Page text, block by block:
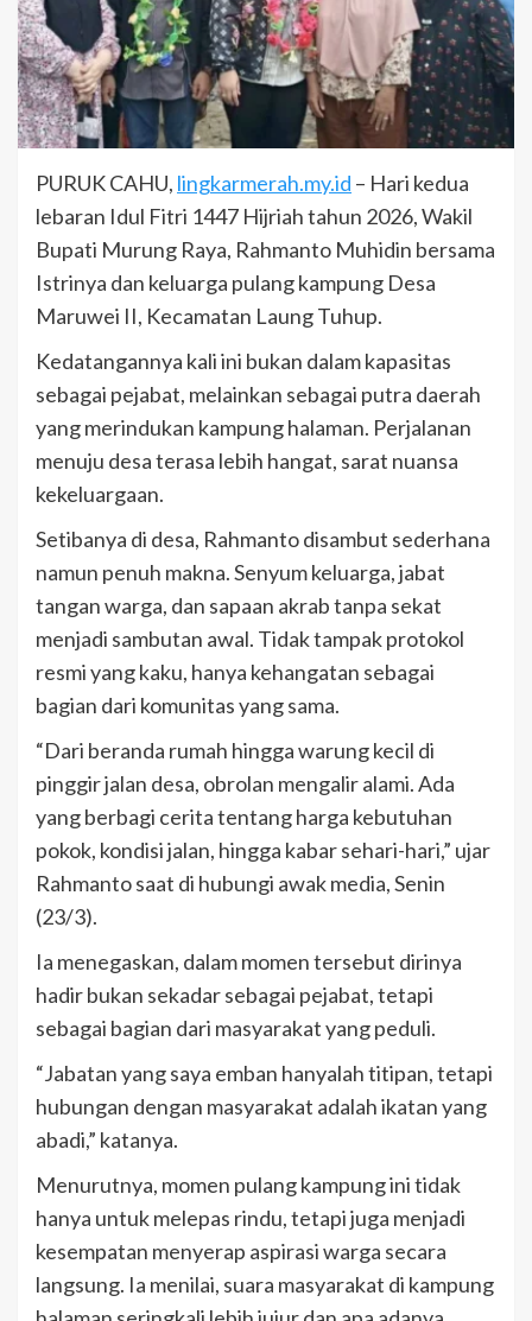
PURUK CAHU, lingkarmerah.my.id – Hari kedua
lebaran Idul Fitri 1447 Hijriah tahun 2026, Wakil
Bupati Murung Raya, Rahmanto Muhidin bersama
Istrinya dan keluarga pulang kampung Desa
Maruwei II, Kecamatan Laung Tuhup.
Kedatangannya kali ini bukan dalam kapasitas
sebagai pejabat, melainkan sebagai putra daerah
yang merindukan kampung halaman. Perjalanan
menuju desa terasa lebih hangat, sarat nuansa
kekeluargaan.
Setibanya di desa, Rahmanto disambut sederhana
namun penuh makna. Senyum keluarga, jabat
tangan warga, dan sapaan akrab tanpa sekat
menjadi sambutan awal. Tidak tampak protokol
resmi yang kaku, hanya kehangatan sebagai
bagian dari komunitas yang sama.
“Dari beranda rumah hingga warung kecil di
pinggir jalan desa, obrolan mengalir alami. Ada
yang berbagi cerita tentang harga kebutuhan
pokok, kondisi jalan, hingga kabar sehari-hari,” ujar
Rahmanto saat di hubungi awak media, Senin
(23/3).
Ia menegaskan, dalam momen tersebut dirinya
hadir bukan sekadar sebagai pejabat, tetapi
sebagai bagian dari masyarakat yang peduli.
“Jabatan yang saya emban hanyalah titipan, tetapi
hubungan dengan masyarakat adalah ikatan yang
abadi,” katanya.
Menurutnya, momen pulang kampung ini tidak
hanya untuk melepas rindu, tetapi juga menjadi
kesempatan menyerap aspirasi warga secara
langsung. Ia menilai, suara masyarakat di kampung